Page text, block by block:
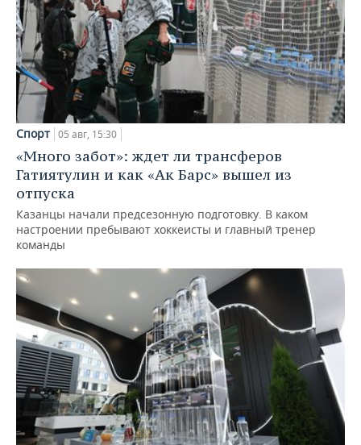
Спорт 05 авг, 15:30
«Много забот»: ждет ли трансферов
Гатиятулин и как «Ак Барс» вышел из
отпуска
Казанцы начали предсезонную подготовку. В каком
настроении пребывают хоккеисты и главный тренер
команды